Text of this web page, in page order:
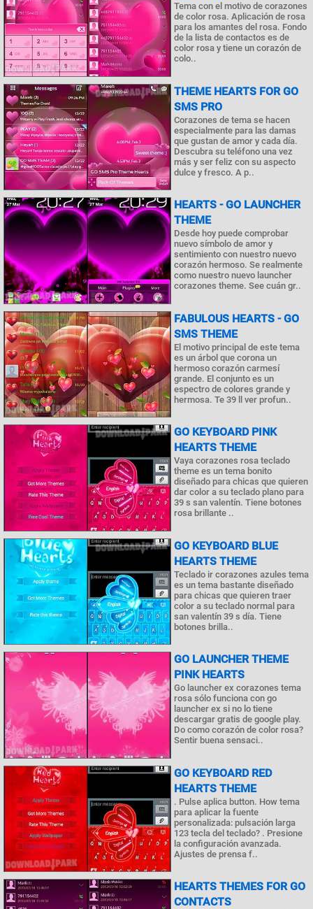
Tema con el motivo de corazones
de color rosa. Aplicación de rosa
para los amantes del rosa. Fondo
de la lista de contactos es de
color rosa y tiene un corazón de
colo..
THEME HEARTS FOR GO
SMS PRO
Corazones de tema se hacen
especialmente para las damas
que gustan de amor y cada día.
Descubra su teléfono una vez
más y ser feliz con su aspecto
dulce y fresco. A p..
HEARTS - GO LAUNCHER
THEME
Desde hoy puede comprobar
nuevo símbolo de amor y
sentimiento con nuestro nuevo
corazón hermoso. Se realmente
como nuestro nuevo launcher
corazones theme. See cuán gr..
FABULOUS HEARTS - GO
SMS THEME
El motivo principal de este tema
es un árbol que corona un
hermoso corazón carmesí
grande. El conjunto es un
espectro de colores grande y
hermosa. Te 39 ll ver profun..
GO KEYBOARD PINK
HEARTS THEME
Vaya corazones rosa teclado
theme es un tema bonito
diseñado para chicas que quieren
dar color a su teclado plano para
39 s san valentín. Tiene botones
rosa brillante ..
GO KEYBOARD BLUE
HEARTS THEME
Teclado ir corazones azules tema
es un tema bastante diseñado
para chicas que quieren traer
color a su teclado normal para
san valentín 39 s día. Tiene
botones brilla..
GO LAUNCHER THEME
PINK HEARTS
Go launcher ex corazones tema
rosa sólo funciona con go
launcher ex si no lo tiene
descargar gratis de google play.
Do como corazón de color rosa?
Sentir buena sensaci..
GO KEYBOARD RED
HEARTS THEME
. Pulse aplica button. How tema
para aplicar la fuente
personalizada: pulsación larga
123 tecla del teclado? . Presione
la configuración avanzada.
Ajustes de prensa f..
HEARTS THEMES FOR GO
CONTACTS